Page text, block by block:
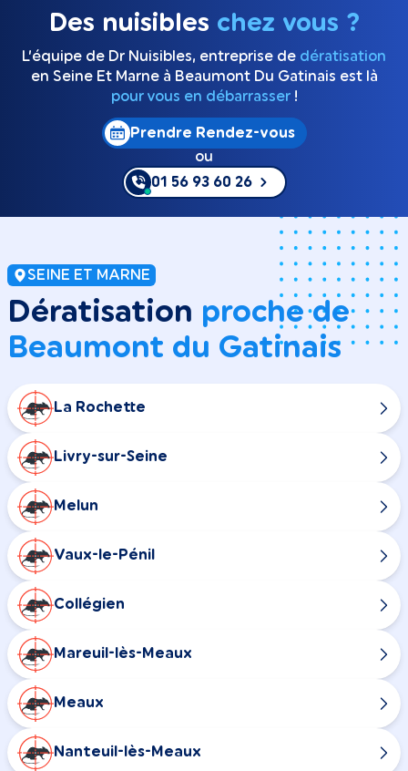
Des nuisibles chez vous ?
L’équipe de Dr Nuisibles, entreprise de dératisation
en Seine Et Marne à Beaumont Du Gatinais est là
pour vous en débarrasser!
Prendre Rendez-vous
ou
01 56 93 60 26
SEINE ET MARNE
Dératisation proche de
Beaumont du Gatinais
La Rochette
Livry-sur-Seine
Melun
Vaux-le-Pénil
Collégien
Mareuil-lès-Meaux
Meaux
Nanteuil-lès-Meaux